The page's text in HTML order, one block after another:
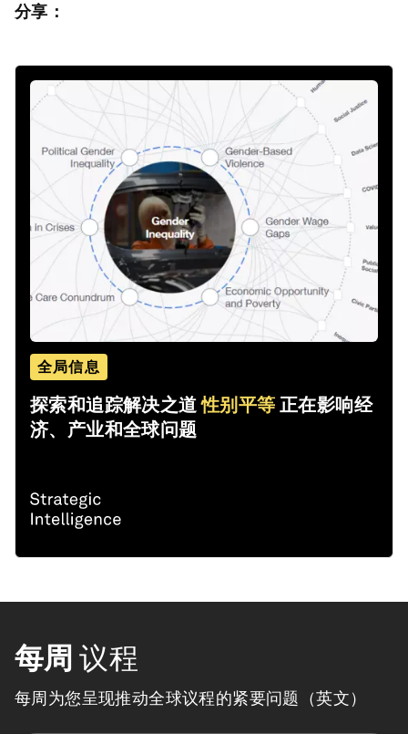
分享：
全局信息
探索和追踪解决之道性别平等 正在影响经
济、产业和全球问题
每周 议程
每周为您呈现推动全球议程的紧要问题（英文）